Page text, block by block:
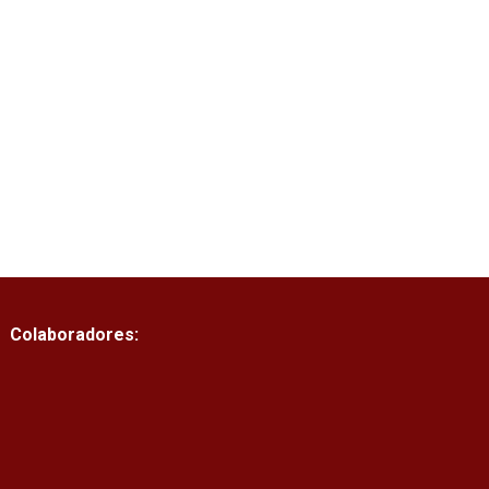
Colaboradores: